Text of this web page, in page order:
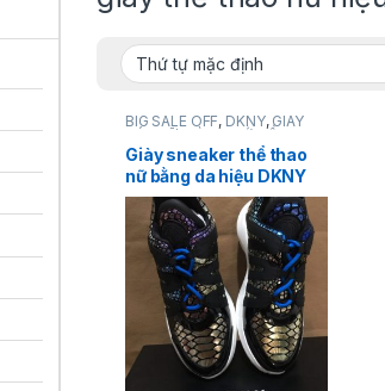
BIG SALE OFF, DKNY, GIÀY
DÉP NỮ
HÀNG MỚI VỀ
KIỆN NỮ,SẢN PHẨM KHUYẾN
MÃI,THỜI TRANG NỮ
Giày sneaker thể thao
nữ bằng da hiệu DKNY
nhiều màu thiết kế dạng
da rắn size (US) 7.5
chính hãng